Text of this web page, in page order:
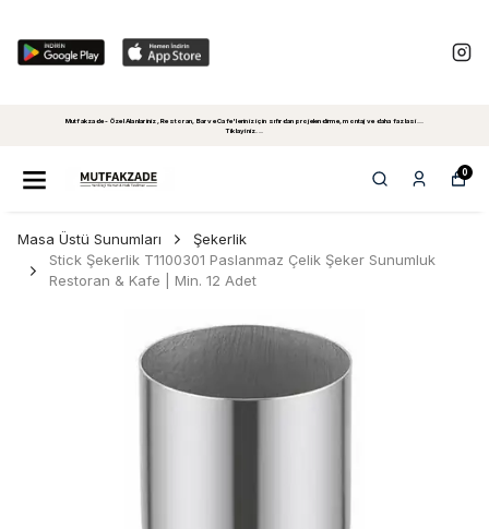
Mutfakzade - Özel Alanlariniz, Restoran, Bar ve Cafe'leriniz için sıfırdan projelendirme, montaj ve daha fazlasi...
Tiklayiniz...
0
Masa Üstü Sunumları
Şekerlik
Stick Şekerlik T1100301 Paslanmaz Çelik Şeker Sunumluk
Restoran & Kafe | Min. 12 Adet